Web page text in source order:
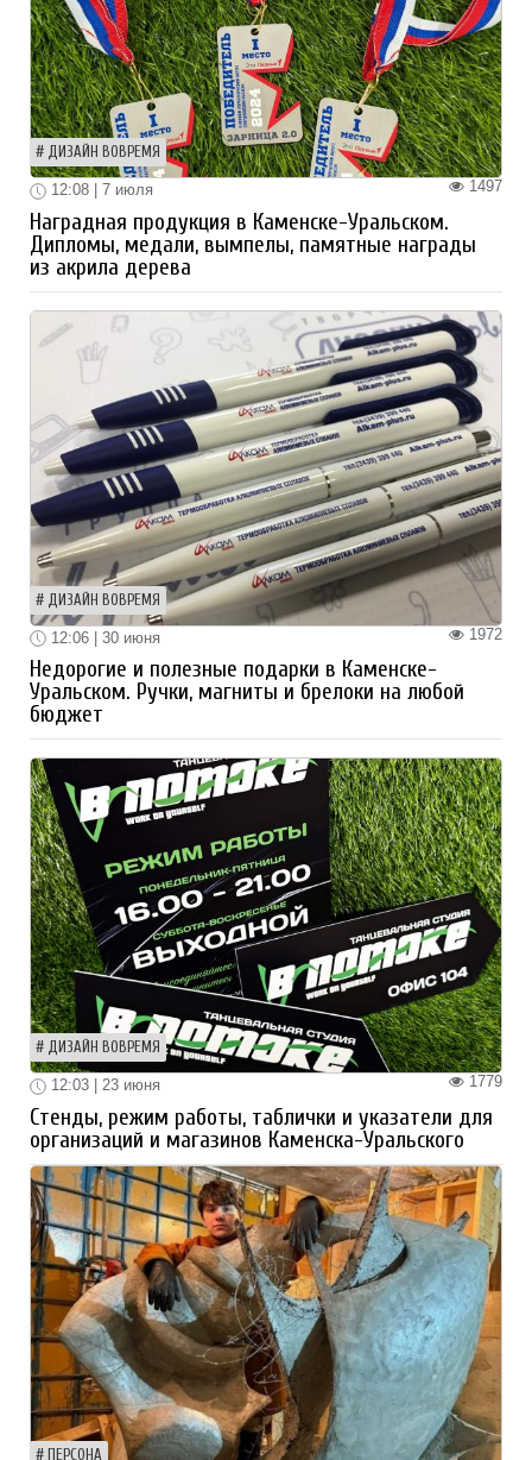
ДИЗАЙН ВОВРЕМЯ
1497
12:08 | 7 июля
Наградная продукция в Каменске-Уральском.
Дипломы, медали, вымпелы, памятные награды
из акрила дерева
ДИЗАЙН ВОВРЕМЯ
1972
12:06 | 30 июня
Недорогие и полезные подарки в Каменске-
Уральском. Ручки, магниты и брелоки на любой
бюджет
ДИЗАЙН ВОВРЕМЯ
1779
12:03 | 23 июня
Стенды, режим работы, таблички и указатели для
организаций и магазинов Каменска-Уральского
ПЕРСОНА